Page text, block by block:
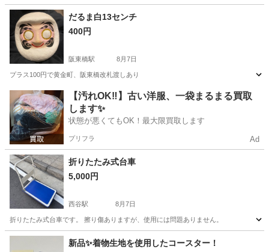
神奈川 川崎市 武蔵中原駅 その他
だるま白13センチ
400円
阪東橋駅 8月7日
プラス100円で黄金町、阪東橋改札渡しあり
神奈川 横浜市 阪東橋駅 年中行事用品 だるま
【汚れOK‼️】古い洋服、一袋まるまる買取
します✨
状態が悪くてもOK！最大限買取します
プリフラ Ad
折りたたみ式台車
5,000円
西谷駅 8月7日
折りたたみ式台車です。 擦り傷ありますが、使用には問題ありません。
神奈川 横浜市 西谷駅 その他 台車
新品✨着物生地を使用したコースター！